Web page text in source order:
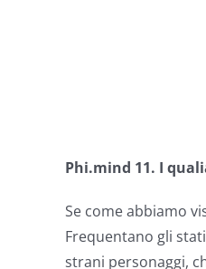
Phi.mind 11. I
Se come abbiamo
Frequentano gli
strani personaggi,